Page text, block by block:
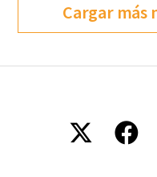
Cargar más